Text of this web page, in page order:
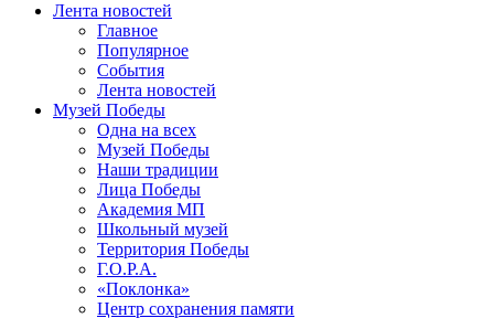
Лента новостей
Главное
Популярное
События
Лента новостей
Музей Победы
Одна на всех
Музей Победы
Наши традиции
Лица Победы
Академия МП
Школьный музей
Территория Победы
Г.О.Р.А.
«Поклонка»
Центр сохранения памяти